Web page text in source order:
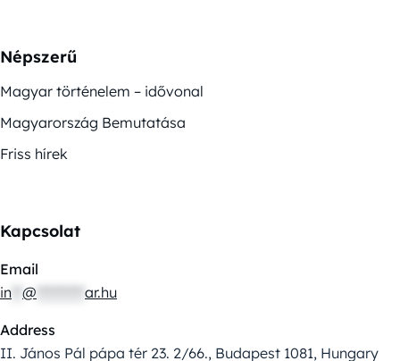
Népszerű
Magyar történelem – idővonal
Magyarország Bemutatása
Friss hírek
Kapcsolat
Email
in @ ar.hu
Address
II. János Pál pápa tér 23. 2/66., Budapest 1081, Hungary